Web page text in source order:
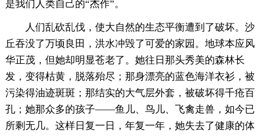
是我们人类自己的“杰作”。
人们乱砍乱伐，使大自然的生态平衡遭到了破坏。沙
丘吞没了万顷良田，洪水冲毁了可爱的家园。地球本应风
华正茂，但她却明显苍老了。她往日那头秀美的森林长
发，变得枯黄，脱落殆尽；那身漂亮的蓝色海洋衣衫，被
污染得油迹斑斑；那结实的大气层外套，被破坏得千疮百
孔；她那众多的孩子——鱼儿、鸟儿、飞禽走兽，如今已
所剩无几。这样日复一日，年复一年，她失去了健康的体